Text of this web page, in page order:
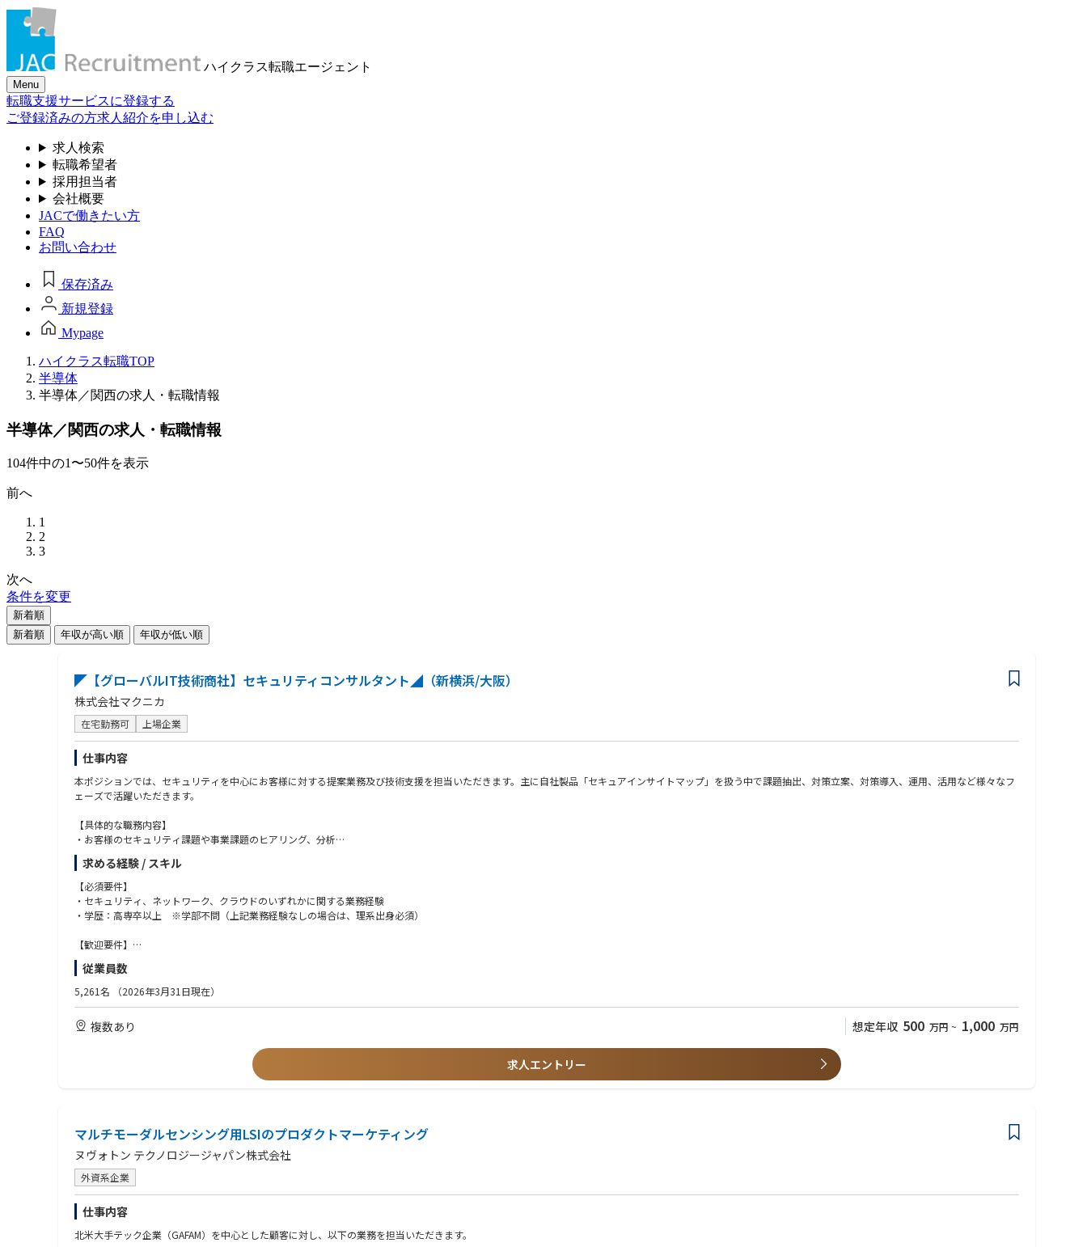
ハイクラス転職エージェント
Menu
転職支援サービスに登録する
ご登録済みの方求人紹介を申し込む
求人検索
転職希望者
採用担当者
会社概要
JACで働きたい方
FAQ
お問い合わせ
保存済み
新規登録
Mypage
ハイクラス転職TOP
半導体
半導体／関西の求人・転職情報
半導体／関西の求人・転職情報
104件中の1〜50件を表示
前へ
1
2
3
次へ
条件を変更
新着順
新着順
年収が高い順 年収が低い順
◤【グローバルIT技術商社】セキュリティコンサルタント◢（新横浜/大阪）
株式会社マクニカ
在宅勤務可 上場企業
仕事内容
本ポジションでは、セキュリティを中心にお客様に対する提案業務及び技術支援を担当いただきます。主に自社製品「セキュアインサイトマップ」を扱う中で課題抽出、対策立案、対策導入、運用、活用など様々なフ
ェーズで活躍いただきます。
【具体的な職務内容】
・お客様のセキュリティ課題や事業課題のヒアリング、分析
・セキュリティ成熟度評価および改善計画（ロードマップ）の策定
・セキュリティ対策の優先順位付けと実行計画の提案
・経営層から情報システム部門までを対象とした提案活動
・最新脅威や市場動向の調査、ナレッジ発信
営業担当とともにお客様との面談や提案活動をすることでニーズや課題を掘り起こし、お客様のセキュリティ課題を解決します。案件によっては、受注後の設計・構築・運用まで関わる機会もあり、技術だけでなく幅
企業のセキュリティ戦略立案を支援する自社製品です。
「すべてのセキュリティ組織を勇気づける」をミッションに、単なる製品提案ではなく、お客様の事業戦略や経営課題を理解し、あるべきセキュリティの姿を描き、実現まで伴走することが私たちの役割です。
・経営層から現場担当者まで幅広い顧客と関われる
・上流の課題整理から実装まで一気通貫で支援できる
・クラウド、ネットワーク、エンドポイント、AIなど幅広い技術領域に携われる
・在宅勤務の頻度：週1回程度出社いただきます。
・出張の有無：あり（国内・海外）
求める経験 / スキル
【必須要件】
・セキュリティ、ネットワーク、クラウドのいずれかに関する業務経験
・学歴：高専卒以上 ※学部不問（上記業務経験なしの場合は、理系出身必須）
【歓迎要件】
・提案、設計構築、プロマネ等のSE業務経験
・顧客折衝経験
・IT戦略、セキュリティ戦略、システム化計画等の策定経験（情報システム部門でのご経験も可）
・経営層または部門責任者向けの提案経験
・セキュリティアセスメントやリスク評価の経験
・プロジェクトマネージャーまたはプロジェクトリーダー経験
・CISSP、情報処理安全確保支援士、CISA等の資格保有
・お客様の課題解決に喜びを感じる方
・新しい技術や知識の習得を楽しめる方
・セキュリティを技術だけでなく事業視点で考えたい方
・チームで協力しながら価値を創出したい方
・前例のないことにも前向きに挑戦できる方
従業員数
5,261名 （2026年3月31日現在）
複数あり 想定年収 500 万円 ~ 1,000 万円
求人エントリー
マルチモーダルセンシング用LSIのプロダクトマーケティング
ヌヴォトン テクノロジージャパン株式会社
外資系企業
仕事内容
北米大手テック企業（GAFAM）を中心とした顧客に対し、以下の業務を担当いただきます。